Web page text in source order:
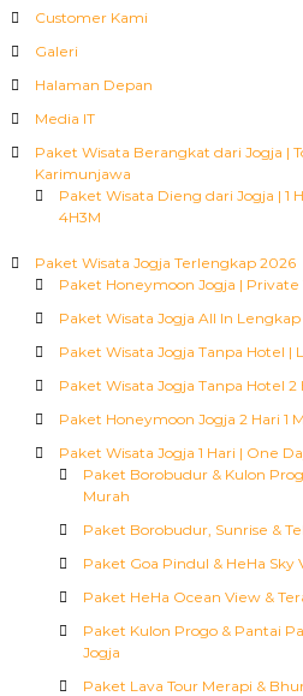
Customer Kami
Galeri
Halaman Depan
Media IT
Paket Wisata Berangkat dari Jogja |
Karimunjawa
Paket Wisata Dieng dari Jogja | 1
4H3M
Paket Wisata Jogja Terlengkap 2026
Paket Honeymoon Jogja |
Paket Wisata Jogja All In
Paket Wisata Jogja Tanpa Hotel |
Paket Wisata Jogja Tanpa Hotel 2
Paket Honeymoon Jogja 2 Hari 1
Paket Wisata Jogja 1 Hari | One
Paket Borobudur & Kulon
Murah
Paket Borobudur, Sunrise &
Paket Goa Pindul & HeHa Sky
Paket HeHa Ocean View &
Paket Kulon Progo & Pantai
Jogja
Paket Lava Tour Merapi &